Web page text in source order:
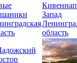
Запад
область